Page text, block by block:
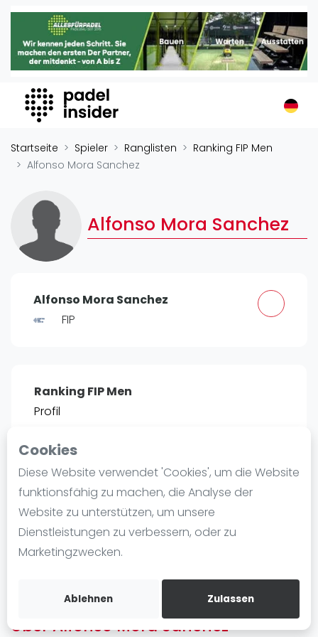
Cookies
Diese Website verwendet 'Cookies', um die Website
funktionsfähig zu machen, die Analyse der
Website zu unterstützen, um unsere
Dienstleistungen zu verbessern, oder zu
Marketingzwecken.
Ablehnen Zulassen
Padel Insider
Home
Organisationen
Buchungssysteme
Padel-Shops
Padel-Marken
Verschiedenes
Veranstaltungen
Turniere
Playtomic
Frauen
FIP Männer
Blog
Die Geschichte von Padel
Regeln und Punktzählung
Padel Schläge
Video
Startseite Spieler Ranglisten
Ranking FIP Men
Alfonso Mora Sanchez
Alfonso Mora Sanchez
Alfonso Mora Sanchez
FIP
Ranking FIP Men
Profil
POSITIE
#2466 0
Bist duAlfonso Mora Sanchez
Kostenloses Konto erstellen
Über Alfonso Mora Sanchez